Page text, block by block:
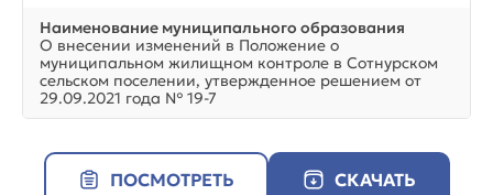
Наименование муниципального образования
О внесении изменений в Положение о
муниципальном жилищном контроле в Сотнурском
сельском поселении, утвержденное решением от
29.09.2021 года № 19-7
ПОСМОТРЕТЬ СКАЧАТЬ